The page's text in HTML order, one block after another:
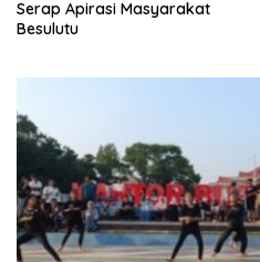
Serap Apirasi Masyarakat
Besulutu